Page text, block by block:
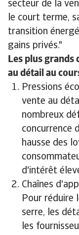
secteur de la
le court terme,
transition
gains privés."
Les plus grands
au détail au
Pressions
vente au
nombreux
concurrence
hausse des
d'intérêt
Chaînes
Pour réduire
serre, les
les